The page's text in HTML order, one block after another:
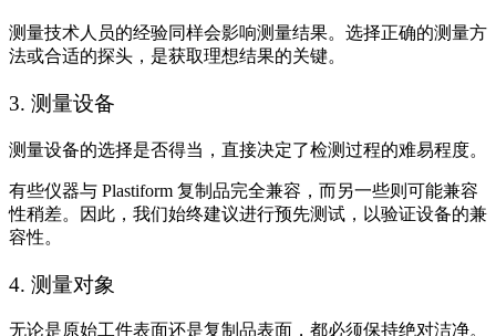
测量技术人员的经验同样会影响测量结果。选择正确的测量方
法或合适的探头，是获取理想结果的关键。
3. 测量设备
测量设备的选择是否得当，直接决定了检测过程的难易程度。
有些仪器与 Plastiform 复制品完全兼容，而另一些则可能兼容
性稍差。因此，我们始终建议进行预先测试，以验证设备的兼
容性。
4. 测量对象
无论是原始工件表面还是复制品表面，都必须保持绝对洁净。